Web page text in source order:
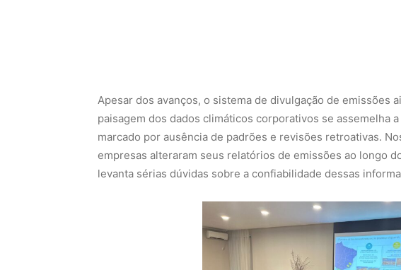
Apesar dos avanços, o sistema de divulgação de emissões
paisagem dos dados climáticos corporativos se assemelha
marcado por ausência de padrões e revisões retroativas.
empresas alteraram seus relatórios de emissões ao longo
levanta sérias dúvidas sobre a confiabilidade dessas